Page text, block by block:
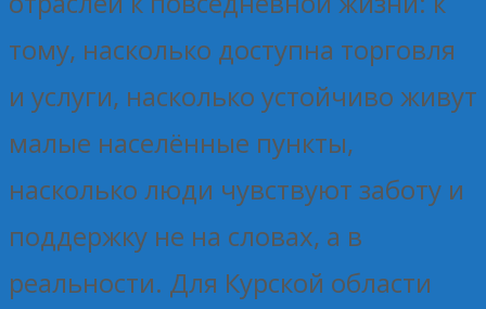
тому, насколько доступна торговля
и услуги, насколько устойчиво живут
малые населённые пункты,
насколько люди чувствуют заботу и
поддержку не на словах, а в
реальности. Для Курской области